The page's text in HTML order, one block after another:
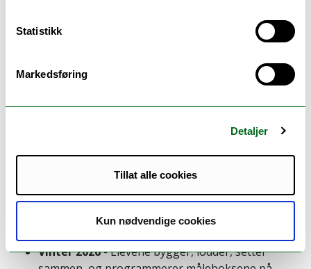
Statistikk
Markedsføring
Detaljer
Tillat alle cookies
Kun nødvendige cookies
Hvordan får lærerne og elevene hjelp:
komme i gang, små videosnutter og bilder av hvordan
elevene kan bruke som bakgrunnsinformasjon.
Tidsplan:
Vinter 2026- Elevene bygger, lodder, setter